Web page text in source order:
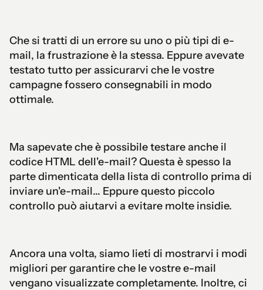
Che si tratti di un errore su uno o più tipi di e-
mail, la frustrazione è la stessa. Eppure avevate
testato tutto per assicurarvi che le vostre
campagne fossero consegnabili in modo
ottimale.
Ma sapevate che è possibile testare anche il
codice HTML dell'e-mail? Questa è spesso la
parte dimenticata della lista di controllo prima di
inviare un'e-mail... Eppure questo piccolo
controllo può aiutarvi a evitare molte insidie.
Ancora una volta, siamo lieti di mostrarvi i modi
migliori per garantire che le vostre e-mail
vengano visualizzate completamente. Inoltre, ci